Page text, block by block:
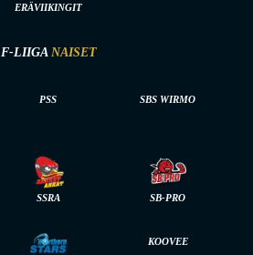
ERÄVIIKINGIT
F-LIIGA NAISET
PSS SBS WIRMO
SSRA SB-PRO
KOOVEE